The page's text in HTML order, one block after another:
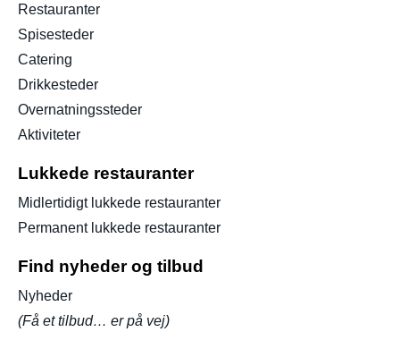
Restauranter
Spisesteder
Catering
Drikkesteder
Overnatningssteder
Aktiviteter
Lukkede restauranter
Midlertidigt lukkede restauranter
Permanent lukkede restauranter
Find nyheder og tilbud
Nyheder
(Få et tilbud… er på vej)